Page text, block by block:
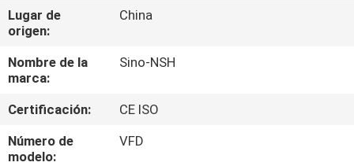
NOSOTROS
VIAJE
DE
LA
FÁBRICA
Lugar de
origen:
China
Nombre de la
marca:
Sino-NSH
Certificación:
CE ISO
Número de
modelo:
VFD